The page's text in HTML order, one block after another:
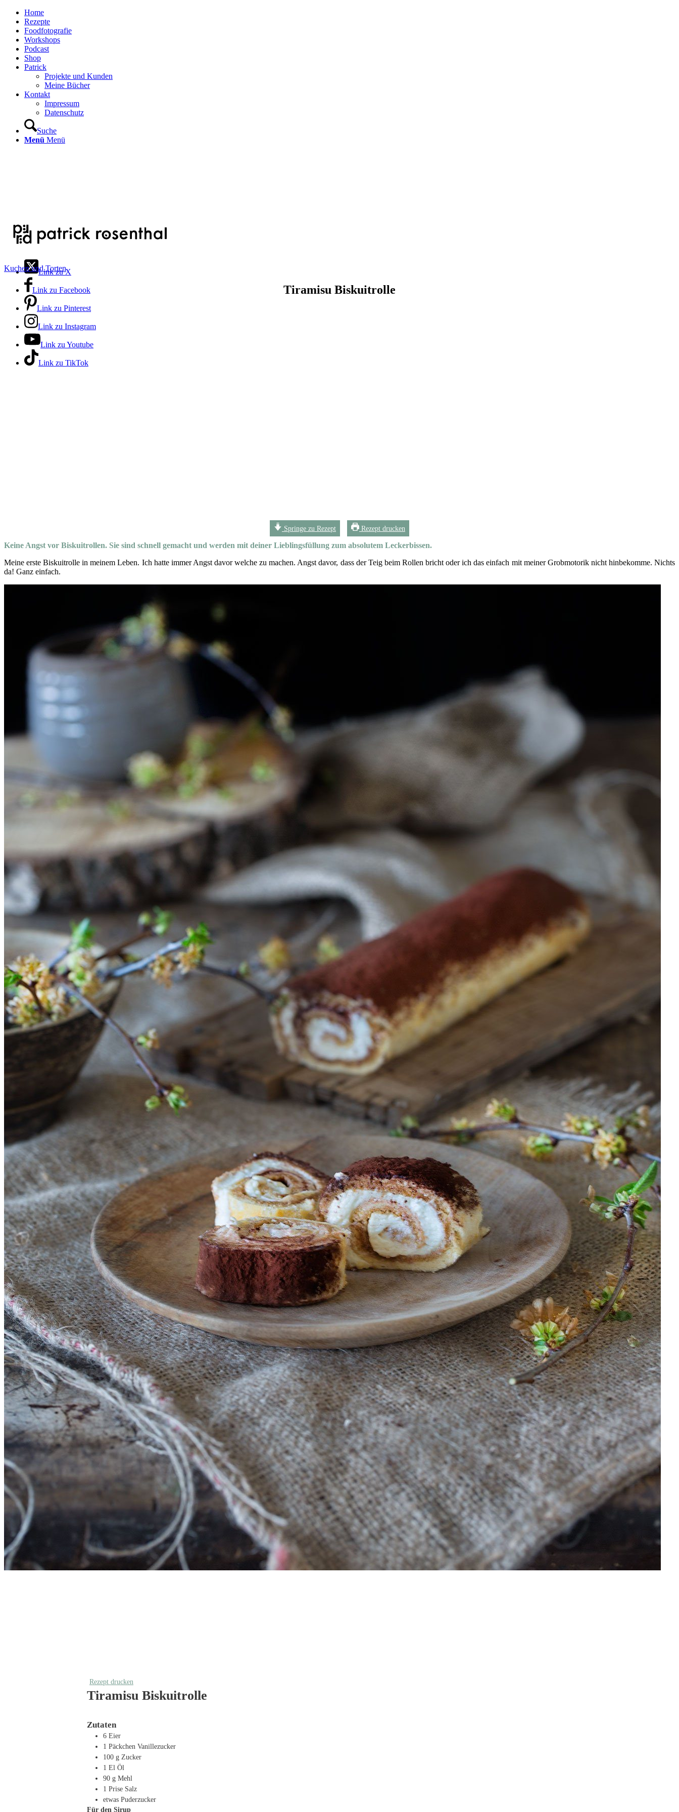
Home
Rezepte
Foodfotografie
Workshops
Podcast
Shop
Patrick
Projekte und Kunden
Meine Bücher
Kontakt
Impressum
Datenschutz
Suche
Menü Menü
Link zu X
Link zu Facebook
Link zu Pinterest
Link zu Instagram
Link zu Youtube
Link zu TikTok
Kuchen und Torten
Tiramisu Biskuitrolle
Springe zu Rezept Rezept drucken
Keine Angst vor Biskuitrollen. Sie sind schnell gemacht und werden mit deiner Lieblingsfüllung zum absolutem Leckerbissen.
Meine erste Biskuitrolle in meinem Leben. Ich hatte immer Angst davor welche zu machen. Angst davor, dass der Teig beim Rollen bricht oder ich das einfach mit meiner Grobmotorik nicht hinbekomme. Nichts
da! Ganz einfach.
Rezept drucken
Tiramisu Biskuitrolle
Zutaten
6 Eier
1 Päckchen Vanillezucker
100 g Zucker
1 El Öl
90 g Mehl
1 Prise Salz
etwas Puderzucker
Für den Sirup